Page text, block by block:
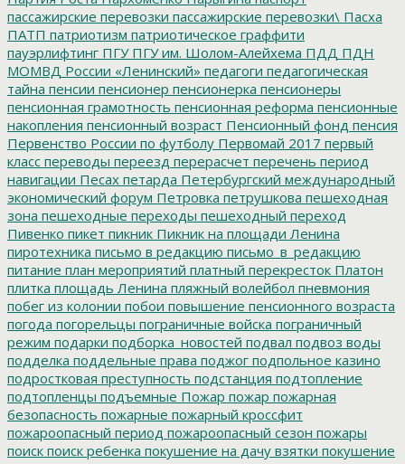
пассажирские перевозки пассажирские перевозки\ Пасха
ПАТП патриотизм патриотическое граффити
пауэрлифтинг ПГУПГУ им. Шолом-Алейхема ПДД ПДН
МОМВД России «Ленинский» педагоги педагогическая
тайна пенсии пенсионер пенсионерка пенсионеры
пенсионная грамотность пенсионная реформа пенсионные
накопления пенсионный возраст Пенсионный фонд пенсия
Первенство России по футболу Первомай 2017 первый
класс переводы переезд перерасчет перечень период
навигации Песах петарда Петербургский международный
экономический форум Петровка петрушкова пешеходная
зона пешеходные переходы пешеходный переход
Пивенко пикет пикник Пикник на площади Ленина
пиротехника письмо в редакцию письмо_в_редакцию
питание план мероприятий платный перекресток Платон
плитка площадь Ленина пляжный волейбол пневмония
побег из колонии побои повышение пенсионного возраста
погода погорельцы пограничные войска пограничный
режим подарки подборка_новостей подвал подвоз воды
подделка поддельные права поджог подпольное казино
подростковая преступность подстанция подтопление
подтопленцы подъемные Пожар пожар пожарная
безопасность пожарные пожарный кроссфит
пожароопасный период пожароопасный сезон пожары
поиск поиск ребенка покушение на дачу взятки покушение